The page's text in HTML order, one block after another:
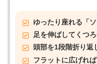
ゆったり座れる「
足を伸ばしてくつ
頭部を1段階折り返
フラットに広げれ